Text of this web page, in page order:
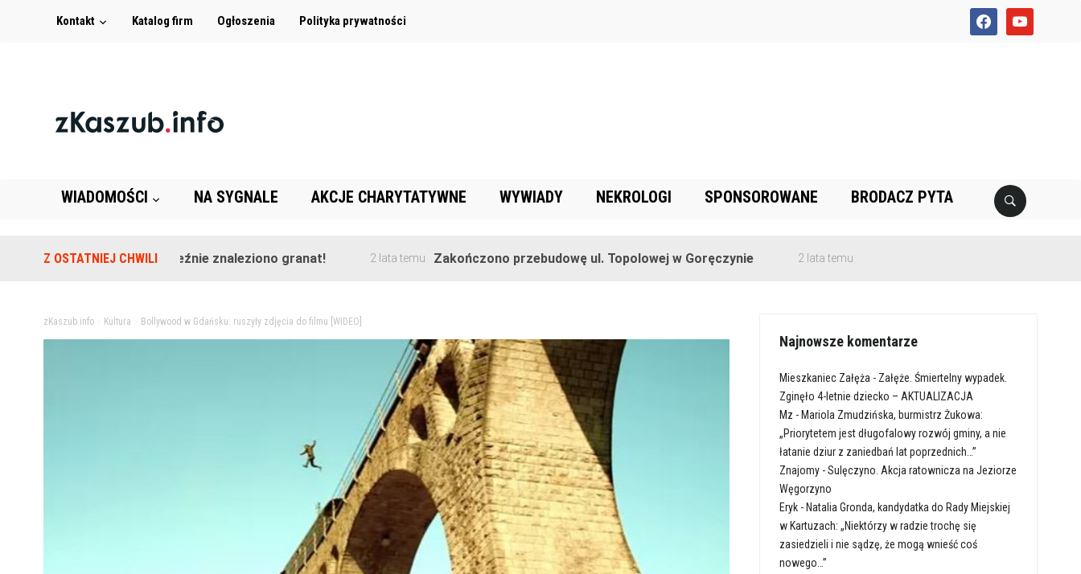
facebookyoutube
Kontakt Katalog firm Ogłoszenia Polityka prywatności
WIADOMOŚCI NA SYGNALE AKCJE CHARYTATYWNE WYWIADY NEKROLOGI SPONSOROWANE BRODACZ PYTA
Z OSTATNIEJ CHWILI
szkoły w Leźnie znaleziono granat! 2 lata temu Zakończono przebudowę ul. Topolowej w Goręczynie 2 lata temu
zKaszub.info> Kultura Bollywood w Gdańsku: ruszyły zdjęcia do filmu [WIDEO]
Najnowsze komentarze
Mieszkaniec Załęża - Załęże. Śmiertelny wypadek.
Zginęło 4-letnie dziecko – AKTUALIZACJA
Mz - Mariola Zmudzińska, burmistrz Żukowa:
„Priorytetem jest długofalowy rozwój gminy, a nie
łatanie dziur z zaniedbań lat poprzednich…”
Znajomy -Sulęczyno. Akcja ratownicza na Jeziorze
Węgorzyno
Eryk - Natalia Gronda, kandydatka do Rady Miejskiej
w Kartuzach: „Niektórzy w radzie trochę się
zasiedzieli i nie sądzę, że mogą wnieść coś
nowego…”